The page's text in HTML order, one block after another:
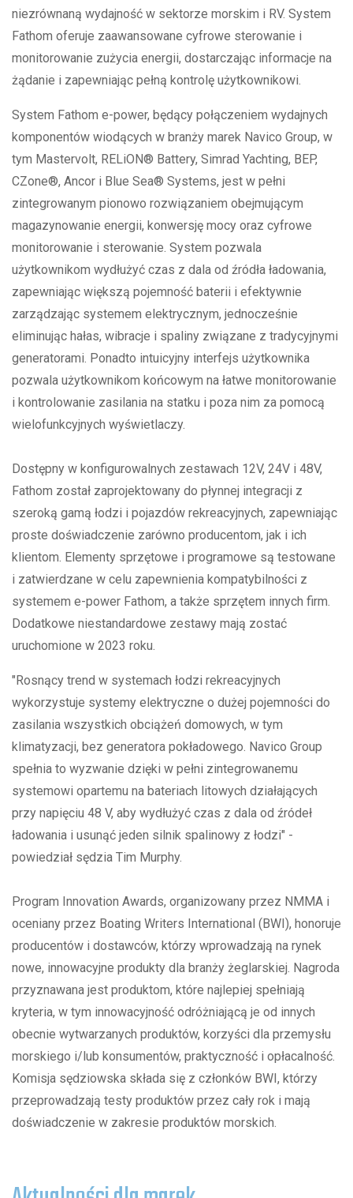
niezrównaną wydajność w sektorze morskim i RV. System
Fathom oferuje zaawansowane cyfrowe sterowanie i
monitorowanie zużycia energii, dostarczając informacje na
żądanie i zapewniając pełną kontrolę użytkownikowi.
System Fathom e-power, będący połączeniem wydajnych
komponentów wiodących w branży marek Navico Group, w
tym Mastervolt, RELiON® Battery, Simrad Yachting, BEP,
CZone®, Ancor i Blue Sea® Systems, jest w pełni
zintegrowanym pionowo rozwiązaniem obejmującym
magazynowanie energii, konwersję mocy oraz cyfrowe
monitorowanie i sterowanie. System pozwala
użytkownikom wydłużyć czas z dala od źródła ładowania,
zapewniając większą pojemność baterii i efektywnie
zarządzając systemem elektrycznym, jednocześnie
eliminując hałas, wibracje i spaliny związane z tradycyjnymi
generatorami. Ponadto intuicyjny interfejs użytkownika
pozwala użytkownikom końcowym na łatwe monitorowanie
i kontrolowanie zasilania na statku i poza nim za pomocą
wielofunkcyjnych wyświetlaczy.
Dostępny w konfigurowalnych zestawach 12V, 24V i 48V,
Fathom został zaprojektowany do płynnej integracji z
szeroką gamą łodzi i pojazdów rekreacyjnych, zapewniając
proste doświadczenie zarówno producentom, jak i ich
klientom. Elementy sprzętowe i programowe są testowane
i zatwierdzane w celu zapewnienia kompatybilności z
systemem e-power Fathom, a także sprzętem innych firm.
Dodatkowe niestandardowe zestawy mają zostać
uruchomione w 2023 roku.
"Rosnący trend w systemach łodzi rekreacyjnych
wykorzystuje systemy elektryczne o dużej pojemności do
zasilania wszystkich obciążeń domowych, w tym
klimatyzacji, bez generatora pokładowego. Navico Group
spełnia to wyzwanie dzięki w pełni zintegrowanemu
systemowi opartemu na bateriach litowych działających
przy napięciu 48 V, aby wydłużyć czas z dala od źródeł
ładowania i usunąć jeden silnik spalinowy z łodzi" -
powiedział sędzia Tim Murphy.
Program Innovation Awards, organizowany przez NMMA i
oceniany przez Boating Writers International (BWI), honoruje
producentów i dostawców, którzy wprowadzają na rynek
nowe, innowacyjne produkty dla branży żeglarskiej. Nagroda
przyznawana jest produktom, które najlepiej spełniają
kryteria, w tym innowacyjność odróżniającą je od innych
obecnie wytwarzanych produktów, korzyści dla przemysłu
morskiego i/lub konsumentów, praktyczność i opłacalność.
Komisja sędziowska składa się z członków BWI, którzy
przeprowadzają testy produktów przez cały rok i mają
doświadczenie w zakresie produktów morskich.